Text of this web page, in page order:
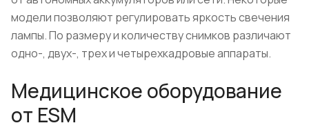
модели позволяют регулировать яркость свечения
лампы. По размеру и количеству снимков различают
одно-, двух-, трех и четырехкадровые аппараты.
Медицинское оборудование
от ESM